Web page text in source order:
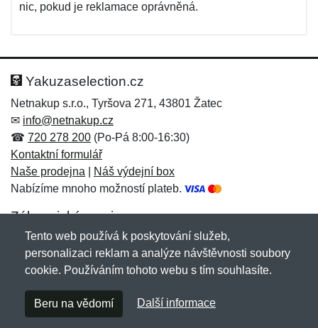
nic, pokud je reklamace oprávněná.
Yakuzaselection.cz
Netnakup s.r.o., Tyršova 271, 43801 Žatec
✉ info@netnakup.cz
☎ 720 278 200 (Po-Pá 8:00-16:30)
Kontaktní formulář
Naše prodejna
Náš výdejní box
Nabízíme mnoho možností plateb.
Zákaznický servis
Novinky emailem
Copyright © 2007-2026 (19 let s vámi)Netnakup.cz
NetIQ. Všechna práva vyhrazena.
Tento web používá k poskytování služeb,
personalizaci reklam a analýze návštěvnosti soubory
cookie. Používáním tohoto webu s tím souhlasíte.
Beru na vědomí Další informace